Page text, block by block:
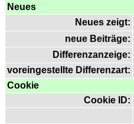
Neues
Neues zeigt:
neue Beiträge:
Differenzanzeige:
voreingestellte Differenzart:
Cookie
Cookie ID: